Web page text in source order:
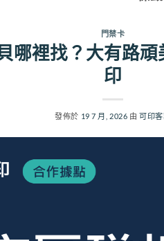
門禁卡
哪裡找？大有路
印
發佈於 19 7 月, 2026 由 可印